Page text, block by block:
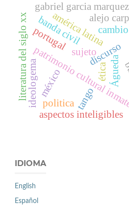
patrimonio cultural
tango
aspectos inteligibles
sujetodiscurso
américa latina
literatura del siglo xxideologema
alejo
gabriel garcia marquez
banda civil
Águeda
portugal
méxico
politica
cambio
ética
IDIOMA
English
Español